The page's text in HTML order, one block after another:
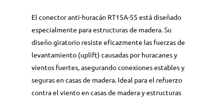
El conector anti-huracán RT15A-55 está diseñado
especialmente para estructuras de madera. Su
diseño giratorio resiste eficazmente las fuerzas de
levantamiento (uplift) causadas por huracanes y
vientos fuertes, asegurando conexiones estables y
seguras en casas de madera. Ideal para el refuerzo
contra el viento en casas de madera y estructuras